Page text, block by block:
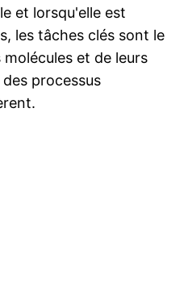
et lorsqu'elle est
les tâches clés sont le
et de leurs
processus